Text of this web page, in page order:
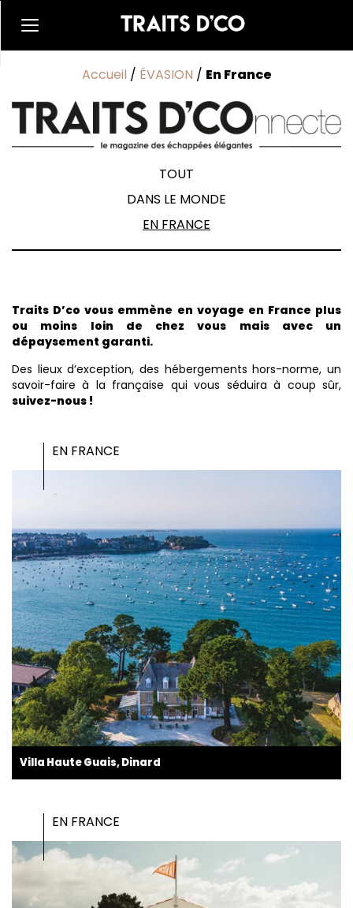
Accueil / ÉVASION / En France
TOUT
DANS LE MONDE
EN FRANCE
Traits D’co vous emmène en voyage en France plus
ou moins loin de chez vous mais avec un
dépaysement garanti.
Des lieux d’exception, des hébergements hors-norme, un
savoir-faire à la française qui vous séduira à coup sûr,
suivez-nous !
EN FRANCE
Villa Haute Guais, Dinard
EN FRANCE